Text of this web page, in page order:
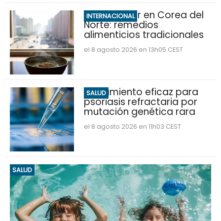
INTERNACIONAL
Ola de calor en Corea del
Norte: remedios
alimenticios tradicionales
el 8 agosto 2026 en 13h05 CEST
SALUD
Tratamiento eficaz para
psoriasis refractaria por
mutación genética rara
el 8 agosto 2026 en 11h03 CEST
SALUD